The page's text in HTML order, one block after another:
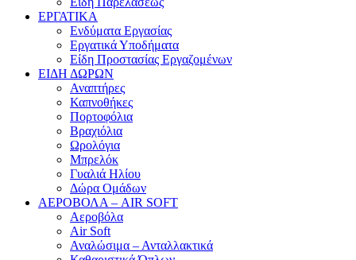
ΕΡΓΑΤΙΚΑ
Ενδύματα Εργασίας
Εργατικά Υποδήματα
Είδη Προστασίας Εργαζομένων
ΕΙΔΗ ΔΩΡΩΝ
Αναπτήρες
Καπνοθήκες
Πορτοφόλια
Βραχιόλια
Ωρολόγια
Μπρελόκ
Γυαλιά Ηλίου
Δώρα Ομάδων
ΑΕΡΟΒΟΛΑ – AIR SOFT
Αεροβόλα
Air Soft
Αναλώσιμα – Ανταλλακτικά